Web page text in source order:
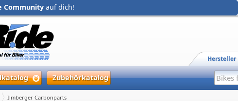
Community auf dich!
Hersteller
Zubehörkatalog
Ilmberger Carbonparts